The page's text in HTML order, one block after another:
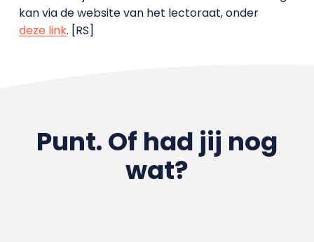
kan via de website van het lectoraat, onder
deze link. [RS]
Punt. Of had jij nog
wat?